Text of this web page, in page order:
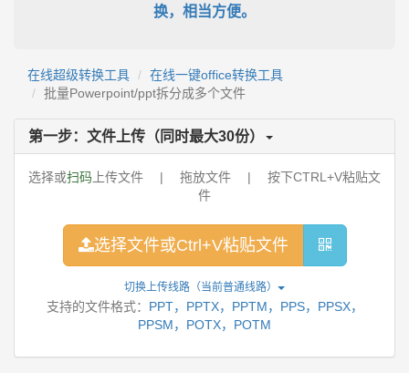
换，相当方便。
在线超级转换工具
在线一键office转换工具
批量Powerpoint/ppt拆分成多个文件
第一步：文件上传（同时最大30份）
选择或扫码 上传文件 | 拖放文件 | 按下CTRL+V粘贴文
件
选择文件或Ctrl+V粘贴文件
切换上传线路（当前普通线路）
支持的文件格式： PPT，PPTX，PPTM，PPS，PPSX，
PPSM，POTX，POTM